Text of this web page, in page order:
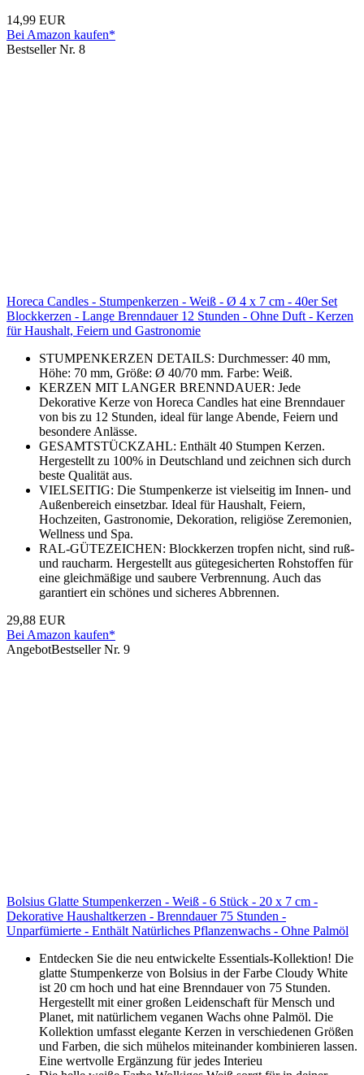
14,99 EUR
Bei Amazon kaufen*
Bestseller Nr. 8
Horeca Candles - Stumpenkerzen - Weiß - Ø 4 x 7 cm - 40er Set
Blockkerzen - Lange Brenndauer 12 Stunden - Ohne Duft - Kerzen
für Haushalt, Feiern und Gastronomie
STUMPENKERZEN DETAILS: Durchmesser: 40 mm,
Höhe: 70 mm, Größe: Ø 40/70 mm. Farbe: Weiß.
KERZEN MIT LANGER BRENNDAUER: Jede
Dekorative Kerze von Horeca Candles hat eine Brenndauer
von bis zu 12 Stunden, ideal für lange Abende, Feiern und
besondere Anlässe.
GESAMTSTÜCKZAHL: Enthält 40 Stumpen Kerzen.
Hergestellt zu 100% in Deutschland und zeichnen sich durch
beste Qualität aus.
VIELSEITIG: Die Stumpenkerze ist vielseitig im Innen- und
Außenbereich einsetzbar. Ideal für Haushalt, Feiern,
Hochzeiten, Gastronomie, Dekoration, religiöse Zeremonien,
Wellness und Spa.
RAL-GÜTEZEICHEN: Blockkerzen tropfen nicht, sind ruß-
und raucharm. Hergestellt aus gütegesicherten Rohstoffen für
eine gleichmäßige und saubere Verbrennung. Auch das
garantiert ein schönes und sicheres Abbrennen.
29,88 EUR
Bei Amazon kaufen*
AngebotBestseller Nr. 9
Bolsius Glatte Stumpenkerzen - Weiß - 6 Stück - 20 x 7 cm -
Dekorative Haushaltkerzen - Brenndauer 75 Stunden -
Unparfümierte - Enthält Natürliches Pflanzenwachs - Ohne Palmöl
Entdecken Sie die neu entwickelte Essentials-Kollektion! Die
glatte Stumpenkerze von Bolsius in der Farbe Cloudy White
ist 20 cm hoch und hat eine Brenndauer von 75 Stunden.
Hergestellt mit einer großen Leidenschaft für Mensch und
Planet, mit natürlichem veganen Wachs ohne Palmöl. Die
Kollektion umfasst elegante Kerzen in verschiedenen Größen
und Farben, die sich mühelos miteinander kombinieren lassen.
Eine wertvolle Ergänzung für jedes Interieu